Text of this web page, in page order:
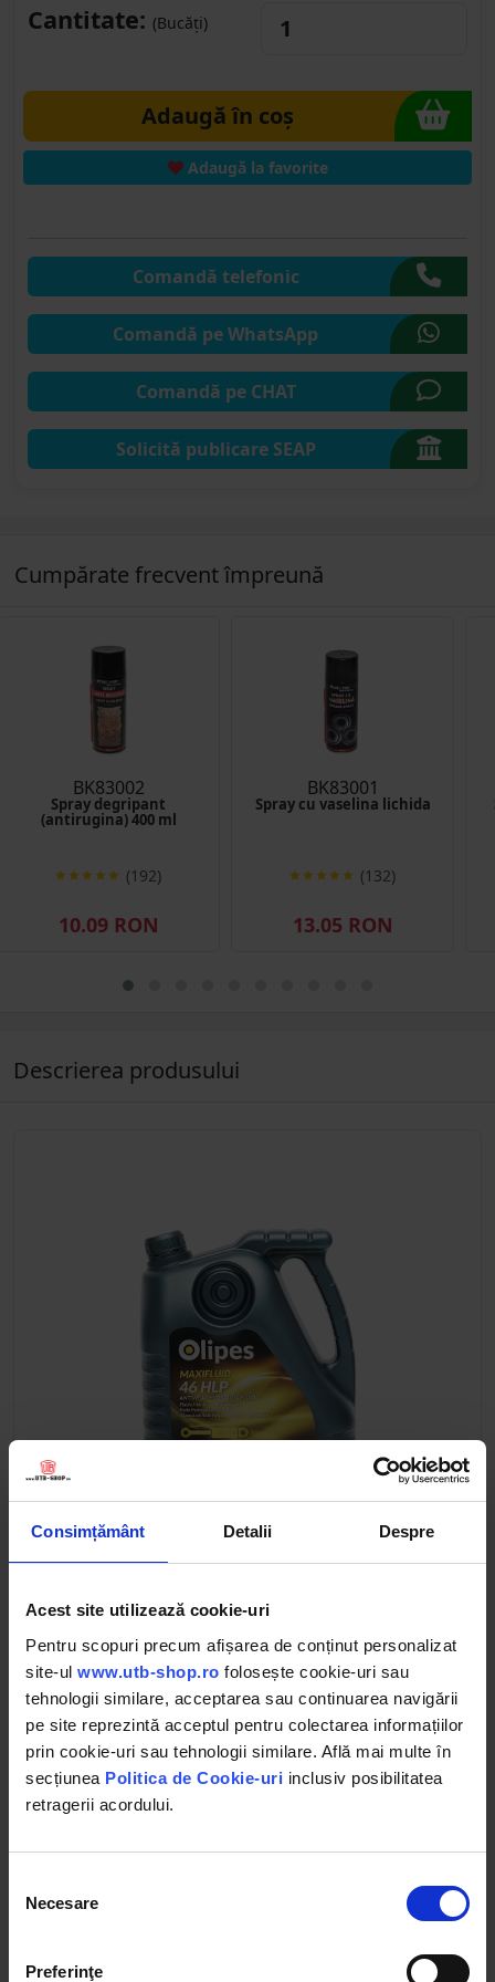
Consimțământ Detalii Despre
Acest site utilizează cookie-uri
Pentru scopuri precum afișarea de conținut personalizat
site-ul www.utb-shop.ro folosește cookie-uri sau
tehnologii similare, acceptarea sau continuarea navigării
pe site reprezintă acceptul pentru colectarea informațiilor
prin cookie-uri sau tehnologii similare. Află mai multe în
secțiunea Politica de Cookie-uri inclusiv posibilitatea
retragerii acordului.
consimțământului
Necesare
Preferinţe
Cantitate: (Bucăți)
Adaugă în coș
Adaugă la favorite
Comandă telefonic
Comandă pe WhatsApp
Comandă pe CHAT
Solicită publicare SEAP
Cumpărate frecvent împreună
BK83002
Spray degripant
(antirugina) 400 ml
(192)
10.09 RON
BK83001
Spray cu vaselina lichida
(132)
13.05 RON
Descrierea produsului
Ulei hidraulic Olipes MAXIFLUID 46 HLP
H46 5L
Maxifluid 46 HLP este un ulei hidraulic mineral
microfiltrat de inalta calitate formulat cu baze
parafinice de inalta calitate si aditivi de ultima
generatie.
PROPRIETATI SI AVANTAJE:
Protectie excelenta impotriva uzurii si